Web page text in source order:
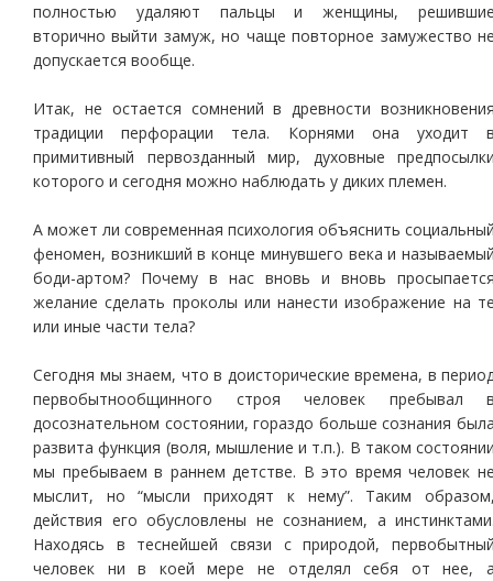
полностью удаляют пальцы и женщины,
вторично выйти замуж, но чаще повторное замужество
допускается вообще.
Итак, не остается сомнений в древности
традиции перфорации тела. Корнями она уходит
примитивный первозданный мир, духовные
которого и сегодня можно наблюдать у диких племен.
А может ли современная психология объяснить
феномен, возникший в конце минувшего века и
боди-артом? Почему в нас вновь и вновь
желание сделать проколы или нанести изображение на
или иные части тела?
Сегодня мы знаем, что в доисторические времена, в
первобытнообщинного строя человек пребывал
досознательном состоянии, гораздо больше сознания
развита функция (воля, мышление и т.п.). В таком
мы пребываем в раннем детстве. В это время человек
мыслит, но “мысли приходят к нему”. Таким
действия его обусловлены не сознанием, а
Находясь в теснейшей связи с природой,
человек ни в коей мере не отделял себя от нее,